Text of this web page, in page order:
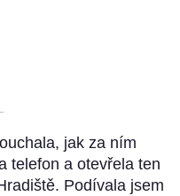
jak za ním
telefon a otevřela ten
Podívala jsem